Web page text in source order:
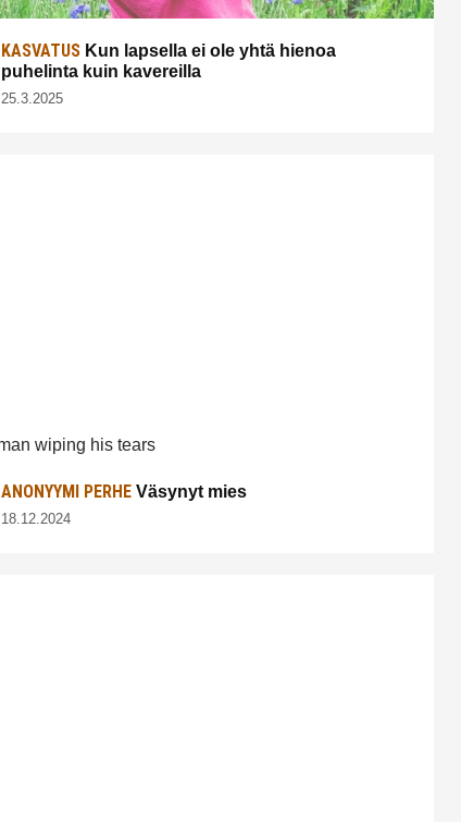
KASVATUS Kun lapsella ei ole yhtä hienoa
puhelinta kuin kavereilla
25.3.2025
ANONYYMI PERHE Väsynyt mies
18.12.2024